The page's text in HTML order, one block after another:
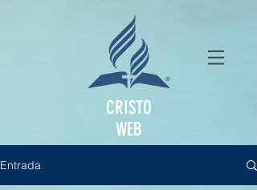
CRISTO
WEB
Entrada